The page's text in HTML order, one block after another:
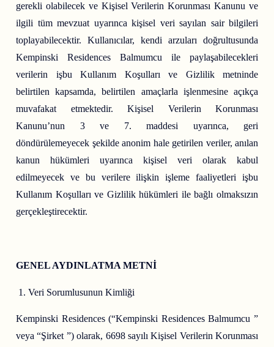
gerekli olabilecek ve Kişisel Verilerin Korunması Kanunu ve
ilgili tüm mevzuat uyarınca kişisel veri sayılan sair bilgileri
toplayabilecektir. Kullanıcılar, kendi arzuları doğrultusunda
Kempinski Residences Balmumcu ile paylaşabilecekleri
verilerin işbu Kullanım Koşulları ve Gizlilik metninde
belirtilen kapsamda, belirtilen amaçlarla işlenmesine açıkça
muvafakat etmektedir. Kişisel Verilerin Korunması
Kanunu’nun 3 ve 7. maddesi uyarınca, geri
döndürülemeyecek şekilde anonim hale getirilen veriler, anılan
kanun hükümleri uyarınca kişisel veri olarak kabul
edilmeyecek ve bu verilere ilişkin işleme faaliyetleri işbu
Kullanım Koşulları ve Gizlilik hükümleri ile bağlı olmaksızın
gerçekleştirecektir.
GENEL AYDINLATMA METNİ
Veri Sorumlusunun Kimliği
Kempinski Residences (“Kempinski Residences Balmumcu ”
veya “Şirket ”) olarak, 6698 sayılı Kişisel Verilerin Korunması